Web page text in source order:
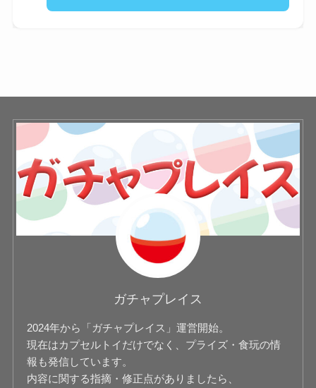
ガチャプレイス
2024年から「ガチャプレイス」運営開始。
現在はカプセルトイだけでなく、プライズ・食玩の情
報も発信しています。
内容に関する指摘・修正点がありましたら、